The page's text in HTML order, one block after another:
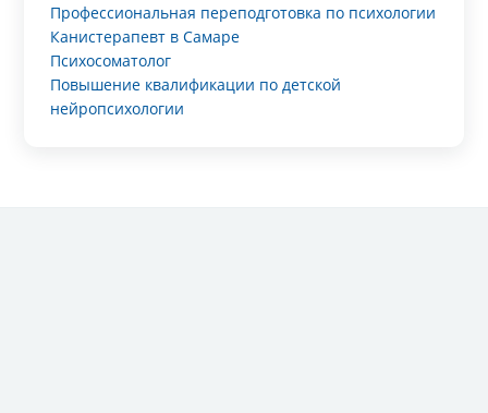
Профессиональная переподготовка по психологии
Канистерапевт в Самаре
Психосоматолог
Повышение квалификации по детской
нейропсихологии